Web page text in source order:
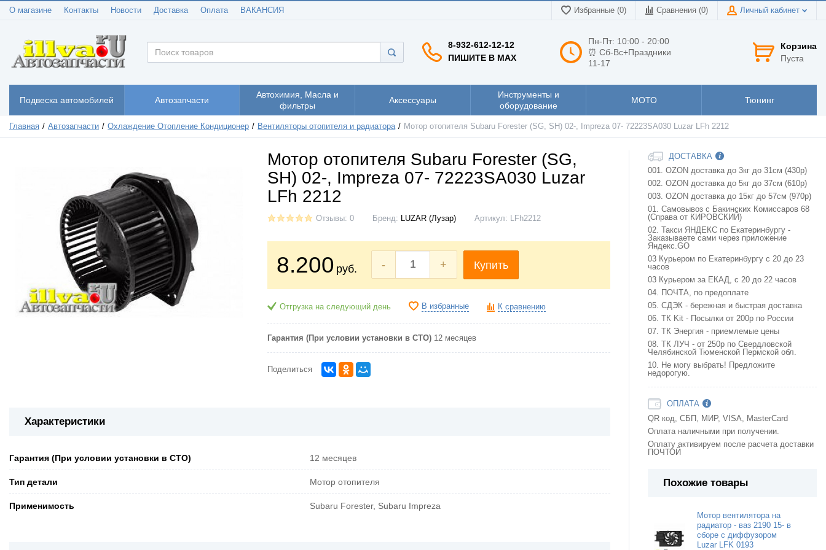
О магазине Контакты Новости Доставка Оплата ВАКАНСИЯ Избранные (0) Сравнения (0) Личный кабинет
8-932-612-12-12
ПИШИТЕ В MAX
Пн-Пт: 10:00 - 20:00
⏰ Сб-Вс+Праздники
11-17
Корзина
Пуста
Подвеска автомобилей Автозапчасти
Автохимия, Масла и
фильтры
Аксессуары
Инструменты и
оборудование
МОТО Тюнинг
Главная Автозапчасти Охлаждение Отопление Кондиционер Вентиляторы отопителя и радиатора Мотор отопителя Subaru Forester (SG, SH) 02-, Impreza 07- 72223SA030 Luzar LFh 2212
Мотор отопителя Subaru Forester (SG,
SH) 02-, Impreza 07- 72223SA030 Luzar
LFh 2212
Отзывы: 0 Бренд: LUZAR (Лузар) Артикул: LFh2212
8.200 руб. - + Купить
Отгрузка на следующий день В избранные К сравнению
Гарантия (При условии установки в СТО) 12 месяцев
Поделиться
Характеристики
Гарантия (При условии установки в СТО) 12 месяцев
Тип детали Мотор отопителя
Применимость Subaru Forester, Subaru Impreza
ДОСТАВКА
001. OZON доставка до 3кг до 31см (430р)
002. OZON доставка до 5кг до 37см (610р)
003. OZON доставка до 15кг до 57см (970р)
01. Самовывоз с Бакинских Комиссаров 68
(Справа от КИРОВСКИЙ)
02. Такси ЯНДЕКС по Екатеринбургу -
Заказываете сами через приложение
Яндекс.GO
03 Курьером по Екатеринбургу с 20 до 23
часов
03 Курьером за ЕКАД, с 20 до 22 часов
04. ПОЧТА, по предоплате
05. СДЭК - бережная и быстрая доставка
06. ТК Kit - Посылки от 200р по России
07. ТК Энергия - приемлемые цены
08. ТК ЛУЧ - от 250р по Свердловской
Челябинской Тюменской Пермской обл.
10. Не могу выбрать! Предложите
недорогую.
ОПЛАТА
QR код, СБП, МИР, VISA, MasterCard
Оплата наличными при получении.
Оплату активируем после расчета доставки
ПОЧТОЙ
Похожие товары
Мотор вентилятора на
радиатор - ваз 2190 15- в
сборе с диффузором
Luzar LFK 0193